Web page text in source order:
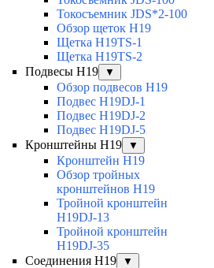
Токосъемник JDS*2-100
Обзор щеток H19
Щетка H19TS-1
Щетка H19TS-2
Подвесы H19
▼
Обзор подвесов H19
Подвес H19DJ-1
Подвес H19DJ-2
Подвес H19DJ-5
Кронштейны H19
▼
Кронштейн H19
Обзор тройных
кронштейнов H19
Тройной кронштейн
H19DJ-13
Тройной кронштейн
H19DJ-35
Соединения H19
▼